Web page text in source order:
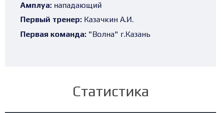
Амплуа: нападающий
Первый тренер: Казачкин А.И.
Первая команда: "Волна" г.Казань
Статистика